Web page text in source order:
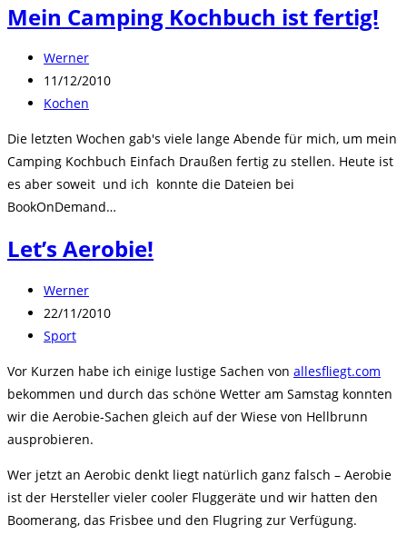
Mein Camping Kochbuch ist fertig!
Beitrags-
Autor:
Werner
Beitrag
veröffentlicht:
11/12/2010
Beitrags-
Kochen
Die letzten Wochen gab's viele lange Abende für mich, um mein
Camping Kochbuch Einfach Draußen fertig zu stellen. Heute ist
es aber soweit und ich konnte die Dateien bei
BookOnDemand…
Let’s Aerobie!
Beitrags-
Autor:
Werner
Beitrag
veröffentlicht:
22/11/2010
Beitrags-
Sport
Vor Kurzen habe ich einige lustige Sachen von allesfliegt.com
bekommen und durch das schöne Wetter am Samstag konnten
wir die Aerobie-Sachen gleich auf der Wiese von Hellbrunn
ausprobieren.
Wer jetzt an Aerobic denkt liegt natürlich ganz falsch – Aerobie
ist der Hersteller vieler cooler Fluggeräte und wir hatten den
Boomerang, das Frisbee und den Flugring zur Verfügung.